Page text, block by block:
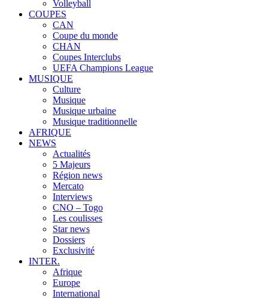
Volleyball
COUPES
CAN
Coupe du monde
CHAN
Coupes Interclubs
UEFA Champions League
MUSIQUE
Culture
Musique
Musique urbaine
Musique traditionnelle
AFRIQUE
NEWS
Actualités
5 Majeurs
Région news
Mercato
Interviews
CNO – Togo
Les coulisses
Star news
Dossiers
Exclusivité
INTER.
Afrique
Europe
International